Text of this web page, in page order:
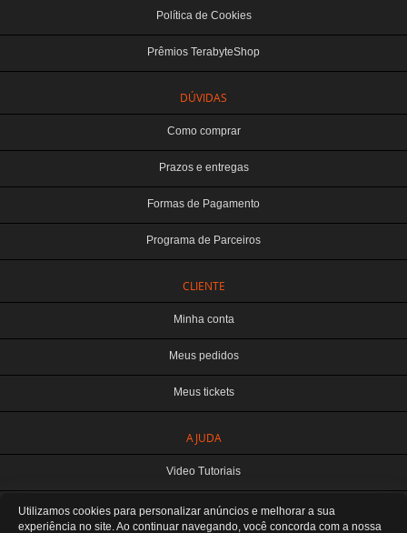
Política de Cookies
Prêmios TerabyteShop
DÚVIDAS
Como comprar
Prazos e entregas
Formas de Pagamento
Programa de Parceiros
CLIENTE
Minha conta
Meus pedidos
Meus tickets
AJUDA
Video Tutoriais
Manuseio do Produto
TERABYTE ATACADO E VAREJO DE PRODUTOS DE INFORMATICA LTDA
CNPJ: 07.993.973/0001-18 | Curitiba-PR
do Google se aplicam.
De segunda a sexta das 8:30 às 12H / 13H às 18H
SOMOS E-COMMERCE - NÃO TEMOS ATENDIMENTO LOCAL
Utilizamos cookies para personalizar anúncios e melhorar a sua
experiência no site. Ao continuar navegando, você concorda com a nossa